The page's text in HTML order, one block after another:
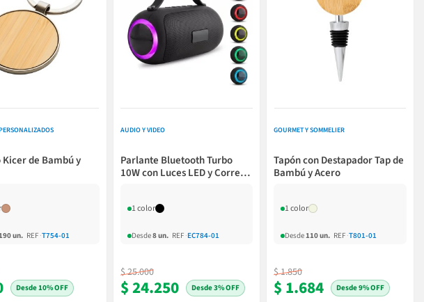
de Bambú y
un. REF ·T754-01
10% OFF
AUDIO Y VIDEO
Parlante Bluetooth Turbo
10W con Luces LED y Correa
1 color
Desde8 un. REF ·EC784-01
$ 25.000
$ 24.250 3% OFF
GOURMET Y SOMMELIER
Tapón con Destapador Tap de
Bambú y Acero
1 color
Desde110 un. REF ·T801-01
$ 1.850
$ 1.684 9% OFF